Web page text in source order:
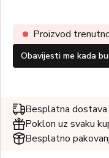
Proizvod
Obavijesti me kada
Besplatna
Poklon uz svaku
Besplatno